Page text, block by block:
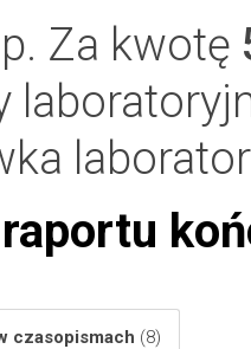
Za kwotę
raportu
czasopismach (8)